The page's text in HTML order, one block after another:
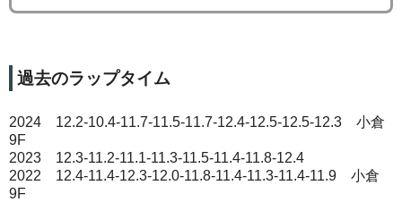
過去のラップタイム
2024 12.2-10.4-11.7-11.5-11.7-12.4-12.5-12.5-12.3 小倉
9F
2023 12.3-11.2-11.1-11.3-11.5-11.4-11.8-12.4
2022 12.4-11.4-12.3-12.0-11.8-11.4-11.3-11.4-11.9 小倉
9F